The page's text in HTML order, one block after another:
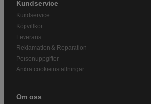
Kundservice
Kundservice
Köpvillkor
Leverans
Reklamation & Reparation
Personuppgifter
Ändra cookieinställningar
Om oss